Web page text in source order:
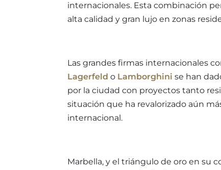
internacionales. Esta combinación
alta calidad y gran lujo en zonas
Las grandes firmas internacionales
Lagerfeld o Lamborghini se han
por la ciudad con proyectos tanto
situación que ha revalorizado aún
internacional.
Marbella, y el triángulo de oro en su